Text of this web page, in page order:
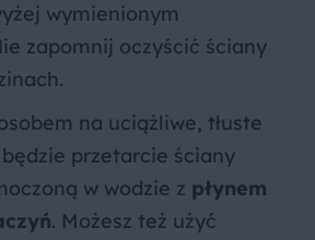
wymienionym
zapomnij oczyścić ściany
na uciążliwe, tłuste
przetarcie ściany
w wodzie z płynem
. Możesz też użyć